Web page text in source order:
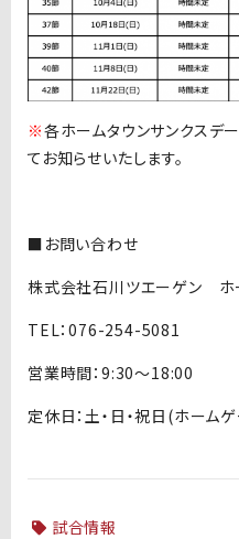
※各ホームタウンサンクスデ
てお知らせいたします。
■お問い合わせ
株式会社石川ツエーゲン ホ
TEL：076-254-5081
営業時間：9:30～18:00
定休日：土・日・祝日(ホーム
試合情報